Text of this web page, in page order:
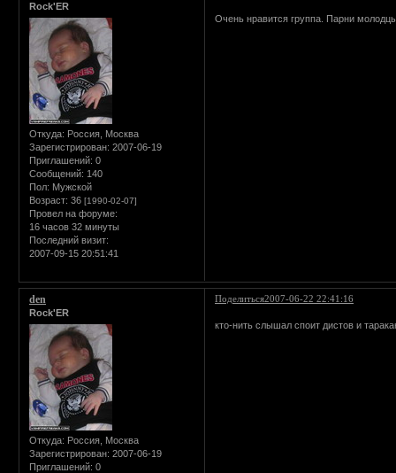
Rock'ER
Откуда: Россия, Москва
Зарегистрирован: 2007-06-19
Приглашений: 0
Сообщений: 140
Пол: Мужской
Возраст: 36 [1990-02-07]
Провел на форуме:
16 часов 32 минуты
Последний визит:
2007-09-15 20:51:41
Очень нравится группа. Парни
Поделиться2007-06-22 22:41:16
den
Rock'ER
Откуда: Россия, Москва
Зарегистрирован: 2007-06-19
Приглашений: 0
кто-нить слышал споит дистов и